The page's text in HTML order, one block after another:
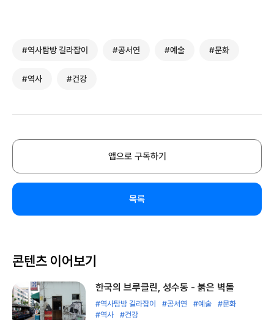
#역사탐방 길라잡이 #공서연 #예술 #문화
#역사 #건강
앱으로 구독하기
목록
콘텐츠 이어보기
한국의 브루클린, 성수동 - 붉은 벽돌
#역사탐방 길라잡이 #공서연 #예술
#문화
#역사
#건강